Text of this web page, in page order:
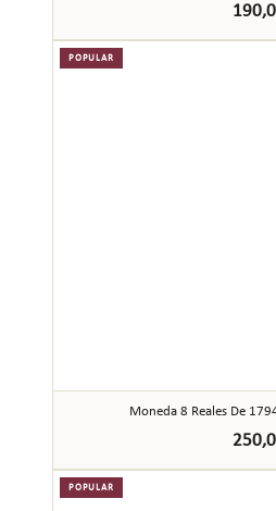
POPULAR
Moneda 8 Reales De
POPULAR